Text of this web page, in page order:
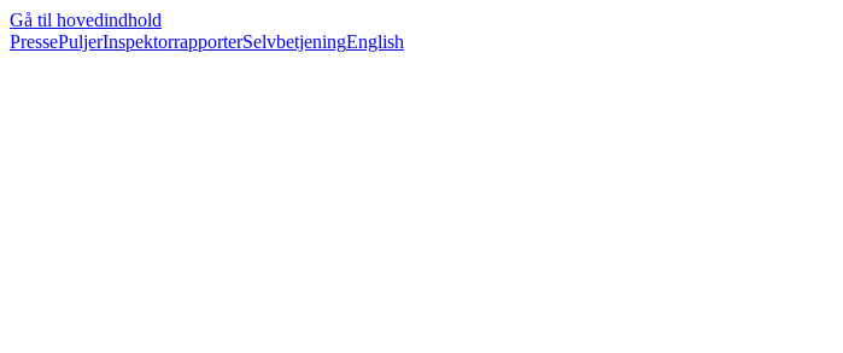
Gå til hovedindhold
PressePuljerInspektorrapporterSelvbetjeningEnglish